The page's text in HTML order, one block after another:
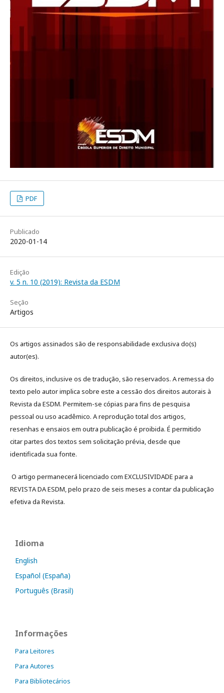
PDF
Publicado
2020-01-14
Edição
v. 5 n. 10 (2019): Revista da ESDM
Seção
Artigos
Os artigos assinados são de responsabilidade exclusiva do(s)
autor(es).
Os direitos, inclusive os de tradução, são reservados. A remessa do
texto pelo autor implica sobre este a cessão dos direitos autorais à
Revista da ESDM. Permitem-se cópias para fins de pesquisa
pessoal ou uso acadêmico. A reprodução total dos artigos,
resenhas e ensaios em outra publicação é proibida. É permitido
citar partes dos textos sem solicitação prévia, desde que
identificada sua fonte.
O artigo permanecerá licenciado com EXCLUSIVIDADE para a
REVISTA DA ESDM, pelo prazo de seis meses a contar da publicação
efetiva da Revista.
Idioma
English
Español (España)
Português (Brasil)
Informações
Para Leitores
Para Autores
Para Bibliotecários